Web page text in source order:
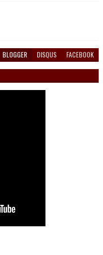
BLOGGER DISQUS FACEBOOK